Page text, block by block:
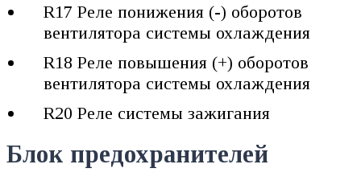
R17 Реле понижения (-) оборотов
вентилятора системы охлаждения
R18 Реле повышения (+) оборотов
вентилятора системы охлаждения
R20 Реле системы зажигания
Блок предохранителей